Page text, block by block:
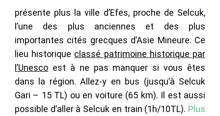
présente plus la ville d’Efes, proche de Selcuk,
l’une des plus anciennes et des plus
importantes cités grecques d’Asie Mineure. Ce
lieu historique classé patrimoine historique par
l’Unesco est à ne pas manquer si vous êtes
dans la région. Allez-y en bus (jusqu’à Selcuk
Gari – 15 TL) ou en voiture (65 km). Il est aussi
possible d’aller à Selcuk en train (1h/10TL). Plus